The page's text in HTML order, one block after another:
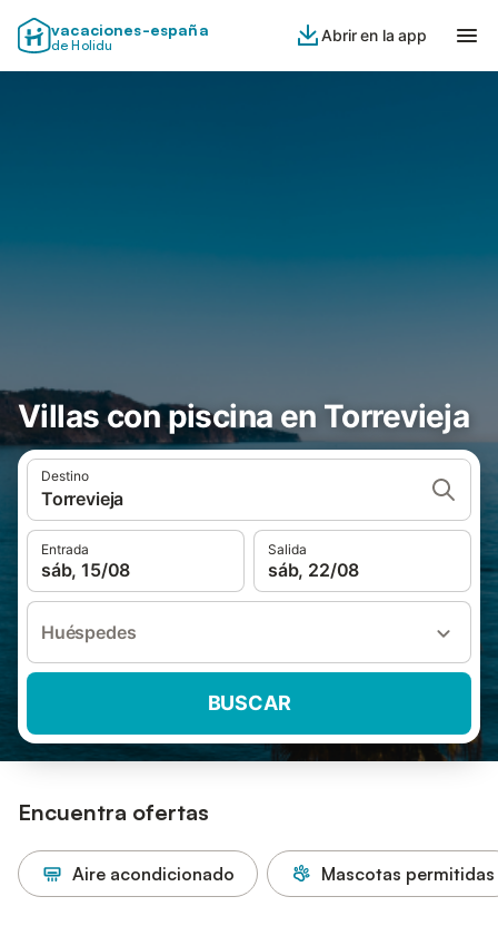
vacaciones-españa
de Holidu
Abrir en la app
Villas con piscina en Torrevieja
Destino
Torrevieja
Entrada
sáb, 15/08
Salida
sáb, 22/08
Huéspedes
BUSCAR
Encuentra ofertas
Aire acondicionado Mascotas permitidas